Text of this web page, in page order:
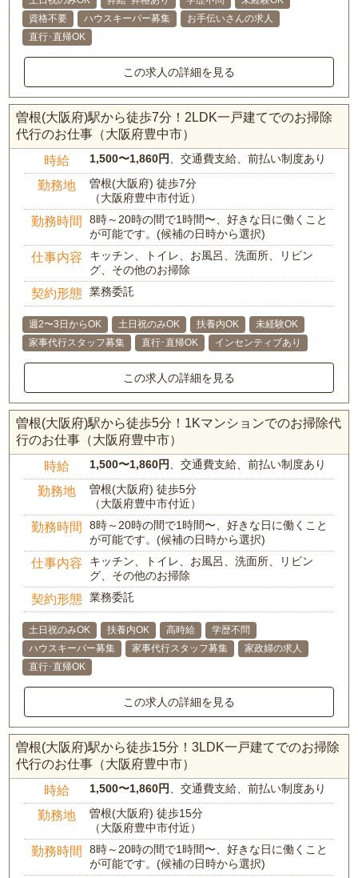
資格不要
ハウスキーパー募集
お手伝いさんの求人
直行･直帰OK
この求人の詳細を見る
曽根(大阪府)駅から徒歩7分！2LDK一戸建てでのお掃除
代行のお仕事（大阪府豊中市）
時給 1,500〜1,860円、交通費支給、前払い制度あり
勤務地
曽根(大阪府) 徒歩7分
（大阪府豊中市付近）
勤務時間
8時～20時の間で1時間〜、好きな日に働くこと
が可能です。(候補の日時から選択)
仕事内容
キッチン、トイレ、お風呂、洗面所、リビン
グ、その他のお掃除
契約形態 業務委託
週2〜3日からOK 土日祝のみOK 扶養内OK
未経験OK
家事代行スタッフ募集
直行･直帰OK インセンティブあり
この求人の詳細を見る
曽根(大阪府)駅から徒歩5分！1Kマンションでのお掃除代
行のお仕事（大阪府豊中市）
時給 1,500〜1,860円、交通費支給、前払い制度あり
勤務地
曽根(大阪府) 徒歩5分
（大阪府豊中市付近）
勤務時間
8時～20時の間で1時間〜、好きな日に働くこと
が可能です。(候補の日時から選択)
仕事内容
キッチン、トイレ、お風呂、洗面所、リビン
グ、その他のお掃除
契約形態 業務委託
土日祝のみOK 扶養内OK 高時給
学歴不問
ハウスキーパー募集
家事代行スタッフ募集
家政婦の求人
直行･直帰OK
この求人の詳細を見る
曽根(大阪府)駅から徒歩15分！3LDK一戸建てでのお掃除
代行のお仕事（大阪府豊中市）
時給 1,500〜1,860円、交通費支給、前払い制度あり
勤務地
曽根(大阪府) 徒歩15分
（大阪府豊中市付近）
勤務時間
8時～20時の間で1時間〜、好きな日に働くこと
が可能です。(候補の日時から選択)